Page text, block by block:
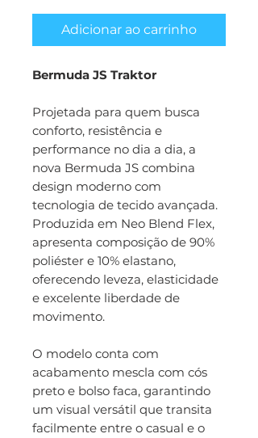
Adicionar ao carrinho
Bermuda JS Traktor
Projetada para quem busca
conforto, resistência e
performance no dia a dia, a
nova Bermuda JS combina
design moderno com
tecnologia de tecido avançada.
Produzida em Neo Blend Flex,
apresenta composição de 90%
poliéster e 10% elastano,
oferecendo leveza, elasticidade
e excelente liberdade de
movimento.
O modelo conta com
acabamento mescla com cós
preto e bolso faca, garantindo
um visual versátil que transita
facilmente entre o casual e o